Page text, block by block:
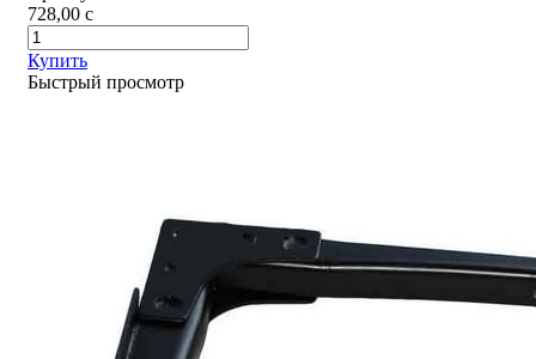
728,00 c
Купить
Быстрый просмотр